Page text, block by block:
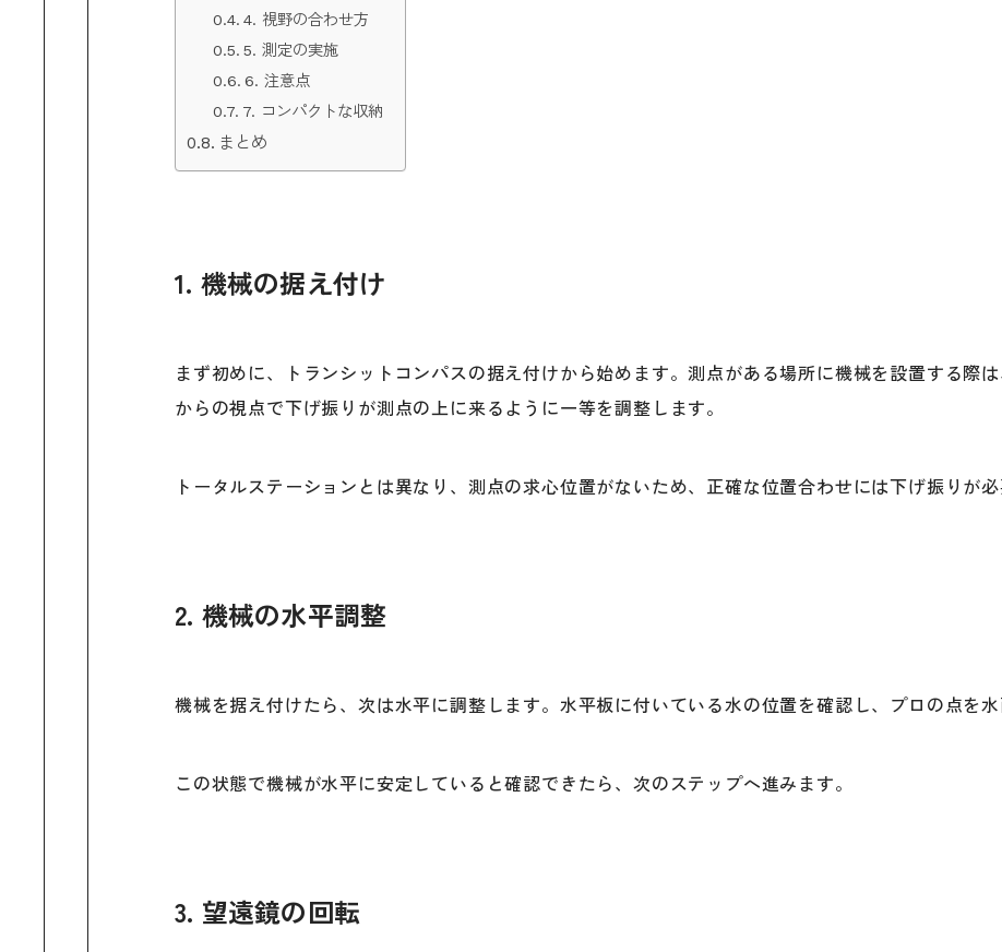
4. 視野の合わせ方
5. 測定の実施
6. 注意点
7. コンパクトな収納
まとめ
1. 機械の据え付け
まず初めに、トランシットコンパスの据え付けから始めます。測点がある場所に機械を設置する際
からの視点で下げ振りが測点の上に来るように一等を調整します。
トータルステーションとは異なり、測点の求心位置がないため、正確な位置合わせには下げ振りが必
2. 機械の水平調整
機械を据え付けたら、次は水平に調整します。水平板に付いている水の位置を確認し、プロの点を水
この状態で機械が水平に安定していると確認できたら、次のステップへ進みます。
3. 望遠鏡の回転